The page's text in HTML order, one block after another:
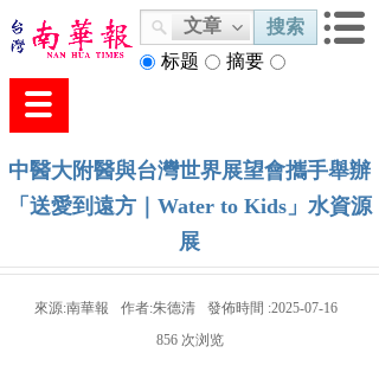
文章
搜索
标题
摘要
中醫大附醫與台灣世界展望會攜手舉辦
「送愛到遠方｜Water to Kids」水資源
展
來源:南華報 作者:朱德清 發佈時間 :2025-07-16
856 次浏览